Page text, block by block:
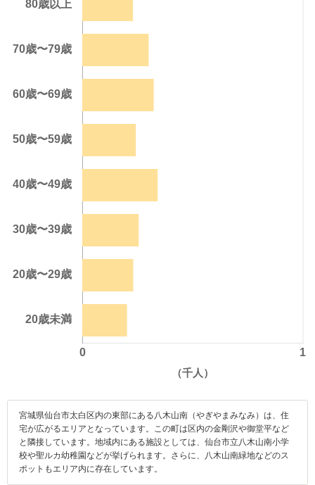
宮城県仙台市太白区内の東部にある八木山南（やぎやまみなみ）は、住
宅が広がるエリアとなっています。この町は区内の金剛沢や御堂平など
と隣接しています。地域内にある施設としては、仙台市立八木山南小学
校や聖ルカ幼稚園などが挙げられます。さらに、八木山南緑地などのス
ポットもエリア内に存在しています。